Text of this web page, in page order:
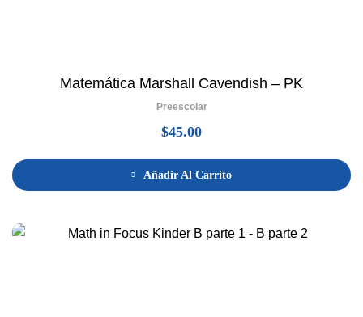
Matemática Marshall Cavendish – PK
Preescolar
$45.00
Añadir Al Carrito